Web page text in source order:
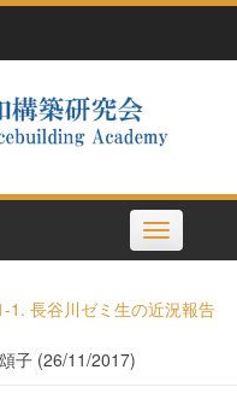
Toggle
navigation
1. 長谷川ゼミ生の近況報告
子 (26/11/2017)